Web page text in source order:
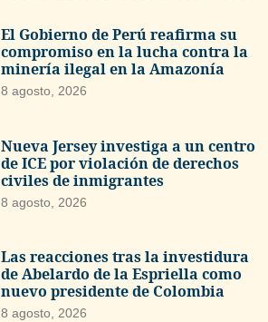
El Gobierno de Perú reafirma su
compromiso en la lucha contra la
minería ilegal en la Amazonía
8 agosto, 2026
Nueva Jersey investiga a un centro
de ICE por violación de derechos
civiles de inmigrantes
8 agosto, 2026
Las reacciones tras la investidura
de Abelardo de la Espriella como
nuevo presidente de Colombia
8 agosto, 2026